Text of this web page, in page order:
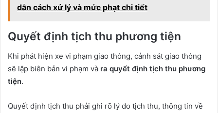
dẫn cách xử lý và mức phạt chi tiết
Quyết định tịch thu phương tiện
Khi phát hiện xe vi phạm giao thông, cảnh sát giao thông
sẽ lập biên bản vi phạm và ra quyết định tịch thu phương
tiện.
Quyết định tịch thu phải ghi rõ lý do tịch thu, thông tin về